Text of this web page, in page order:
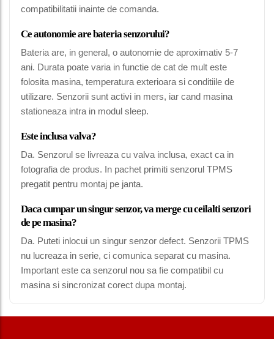
compatibilitatii inainte de comanda.
Ce autonomie are bateria senzorului?
Bateria are, in general, o autonomie de aproximativ 5-7
ani. Durata poate varia in functie de cat de mult este
folosita masina, temperatura exterioara si conditiile de
utilizare. Senzorii sunt activi in mers, iar cand masina
stationeaza intra in modul sleep.
Este inclusa valva?
Da. Senzorul se livreaza cu valva inclusa, exact ca in
fotografia de produs. In pachet primiti senzorul TPMS
pregatit pentru montaj pe janta.
Daca cumpar un singur senzor, va merge cu ceilalti senzori
de pe masina?
Da. Puteti inlocui un singur senzor defect. Senzorii TPMS
nu lucreaza in serie, ci comunica separat cu masina.
Important este ca senzorul nou sa fie compatibil cu
masina si sincronizat corect dupa montaj.